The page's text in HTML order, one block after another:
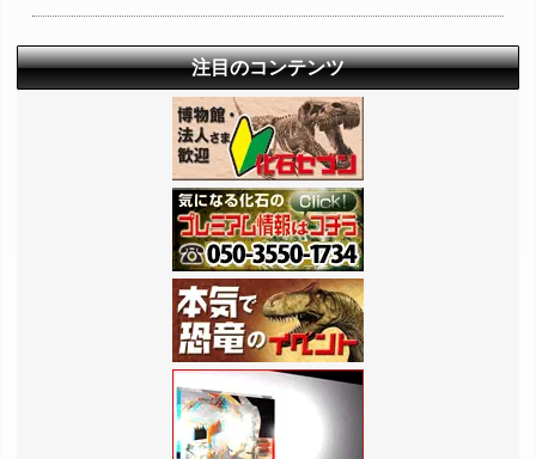
注目のコンテンツ